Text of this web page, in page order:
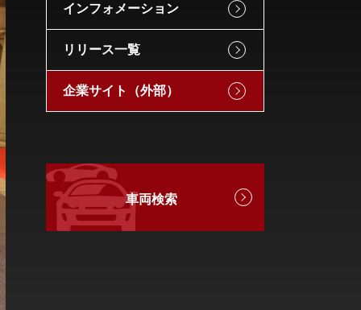
インフォメーション
リリース一覧
企業サイト（外部）
車両検索